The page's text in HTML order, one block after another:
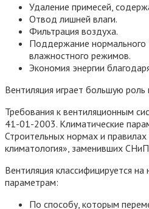
Удаление примесей,
Отвод лишней влаги.
Фильтрация воздуха.
Поддержание нормального
влажностного режимов.
Экономия энергии
Вентиляция играет большую
Требования к вентиляционным
41-01-2003. Климатические
Строительных нормах и
климатология», заменивших
Вентиляция классифицируется
параметрам:
По способу, которым